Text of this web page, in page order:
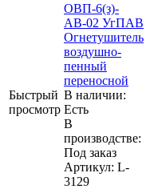
Быстрый
просмотр
ОВП-6(з)-
АВ-02 УгПАВ
Огнетушитель
воздушно-
пенный
переносной
В наличии:
Eсть
В
производстве:
Под заказ
Артикул: L-
3129